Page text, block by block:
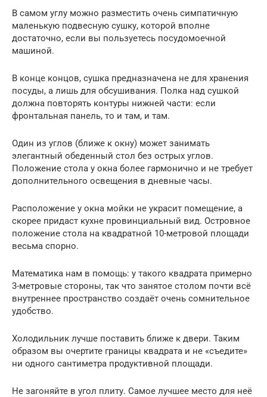
В самом углу можно разместить очень симпатичную
маленькую подвесную сушку, которой вполне
достаточно, если вы пользуетесь посудомоечной
машиной.
В конце концов, сушка предназначена не для хранения
посуды, а лишь для обсушивания. Полка над сушкой
должна повторять контуры нижней части: если
фронтальная панель, то и там, и там.
Один из углов (ближе к окну) может занимать
элегантный обеденный стол без острых углов.
Положение стола у окна более гармонично и не требует
дополнительного освещения в дневные часы.
Расположение у окна мойки не украсит помещение, а
скорее придаст кухне провинциальный вид. Островное
положение стола на квадратной 10-метровой площади
весьма спорно.
Математика нам в помощь: у такого квадрата примерно
3-метровые стороны, так что занятое столом почти всё
внутреннее пространство создаёт очень сомнительное
удобство.
Холодильник лучше поставить ближе к двери. Таким
образом вы очертите границы квадрата и не «съедите»
ни одного сантиметра продуктивной площади.
Не загоняйте в угол плиту. Самое лучшее место для неё